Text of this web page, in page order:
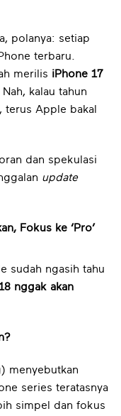
polanya: setiap
terbaru.
merilis iPhone 17
kalau tahun
terus Apple bakal
dan spekulasi
update
Fokus ke ‘Pro’
sudah ngasih tahu
nggak akan
menyebutkan
series teratasnya
simpel dan fokus